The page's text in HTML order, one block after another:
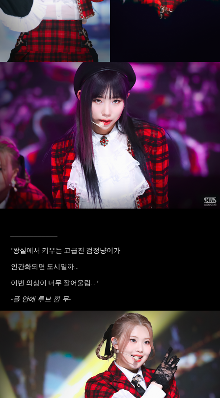
"왕실에서 키우는 고급진 검정냥이가
인간화되면 도시일까...
이번 의상이 너무 잘어울림...."
-플 안에 투브 낀 무-